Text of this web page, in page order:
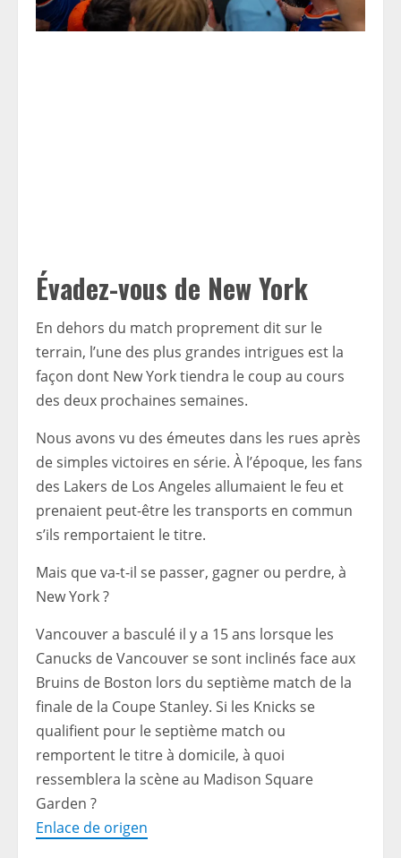
Évadez-vous de New York
En dehors du match proprement dit sur le
terrain, l’une des plus grandes intrigues est la
façon dont New York tiendra le coup au cours
des deux prochaines semaines.
Nous avons vu des émeutes dans les rues après
de simples victoires en série. À l’époque, les fans
des Lakers de Los Angeles allumaient le feu et
prenaient peut-être les transports en commun
s’ils remportaient le titre.
Mais que va-t-il se passer, gagner ou perdre, à
New York ?
Vancouver a basculé il y a 15 ans lorsque les
Canucks de Vancouver se sont inclinés face aux
Bruins de Boston lors du septième match de la
finale de la Coupe Stanley. Si les Knicks se
qualifient pour le septième match ou
remportent le titre à domicile, à quoi
ressemblera la scène au Madison Square
Garden ?
Enlace de origen